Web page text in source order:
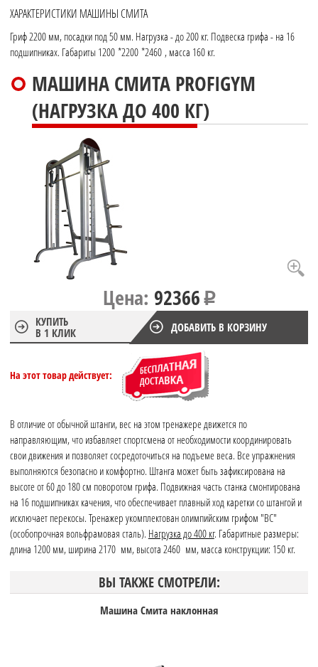
ХАРАКТЕРИСТИКИ МАШИНЫ СМИТА
Гриф 2200 мм, посадки под 50 мм. Нагрузка - до 200 кг. Подвеска грифа - на 16
подшипниках. Габариты 1200 *2200 *2460 , масса 160 кг.
МАШИНА СМИТА PROFIGYM
(НАГРУЗКА ДО 400 КГ)
Цена: 92366
КУПИТЬ
В 1 КЛИК
ДОБАВИТЬ В КОРЗИНУ
На этот товар действует:
В отличие от обычной штанги, вес на этом тренажере движется по
направляющим, что избавляет спортсмена от необходимости координировать
свои движения и позволяет сосредоточиться на подъеме веса. Все упражнения
выполняются безопасно и комфортно. Штанга может быть зафиксирована на
высоте от 60 до 180 см поворотом грифа. Подвижная часть станка смонтирована
на 16 подшипниках качения, что обеспечивает плавный ход каретки со штангой и
исключает перекосы. Тренажер укомплектован олимпийским грифом "ВС"
(особопрочная вольфрамовая сталь). Нагрузка до 400 кг. Габаритные размеры:
длина 1200 мм, ширина 2170 мм, высота 2460 мм, масса конструкции: 150 кг.
ВЫ ТАКЖЕ СМОТРЕЛИ:
Машина Смита наклонная